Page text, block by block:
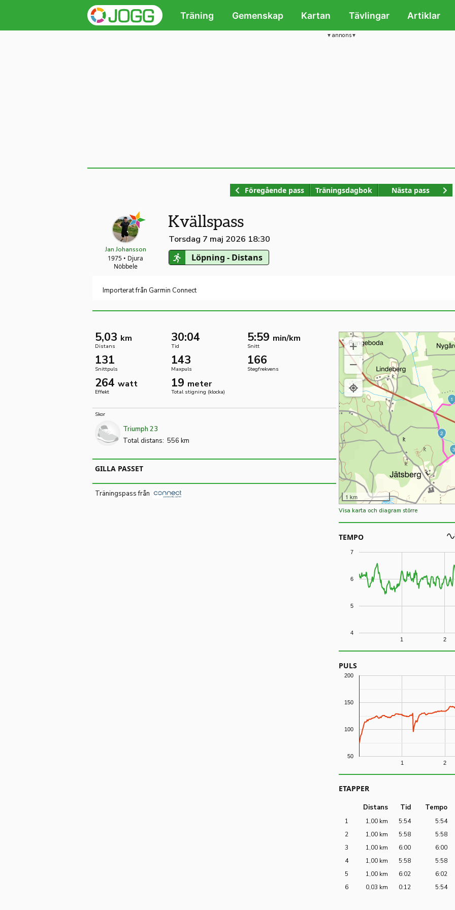
Träning Gemenskap Kartan Tävlingar Artiklar
annons
Föregående pass Träningsdagbok Nästa pass
Jan Johansson
1975 • Djura
Nöbbele
Kvällspass
Torsdag 7 maj 2026 18:30
Löpning - Distans
Importerat från Garmin Connect
5,03 km
Distans
30:04
Tid
5:59 min/km
Snitt
131
Snittpuls
143
Maxpuls
166
Stegfrekvens
264 watt
Effekt
19 meter
Total stigning (klocka)
Skor
Triumph 23
Total distans: 556 km
GILLA PASSET
Träningspass från
2
1
3
1 km
Visa karta och diagram större
TEMPO
1 2
4
5
6
7
PULS
1 2
50
100
150
200
ETAPPER
Distans Tid Tempo
1 1,00 km 5:54 5:54
2
1,00 km 5:58 5:58
3
1,00 km 6:00 6:00
4
1,00 km 5:58 5:58
5
1,00 km 6:02 6:02
6
0,03 km 0:12 5:54